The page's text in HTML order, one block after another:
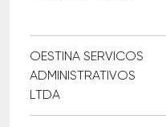
OESTINA SERVICOS
ADMINISTRATIVOS
LTDA